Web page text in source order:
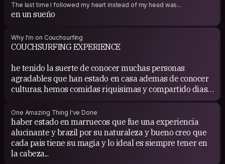
The last time I followed my heart instead of my head was...
en un sueño
Why I'm on Couchsurfing
COUCHSURFING EXPERIENCE
he tenido la suerte de conocer muchas personas
agradables que han estado en casa ademas de conocer
culturas, hemos comidas riquisimas y compartido dias
One Amazing Thing I've Done
haber estado en marruecos que fue una experiencia
alucinante y brazil por su naturaleza y bueno creo que
cada pais tiene su magia y lo ideal es siempre tener en
la cabeza...